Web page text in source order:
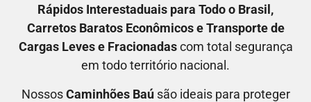
Rápidos Interestaduais para Todo o Brasil ,
Carretos Baratos Econômicose Transporte de
Cargas Leves e Fracionadascom total segurança
em todo território nacional.
NossosCaminhões Baúsão ideais para proteger